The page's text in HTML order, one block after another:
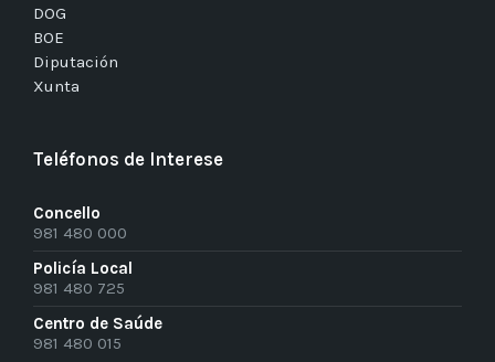
DOG
BOE
Diputación
Xunta
Teléfonos de Interese
Concello
981 480 000
Policía Local
981 480 725
Centro de Saúde
981 480 015